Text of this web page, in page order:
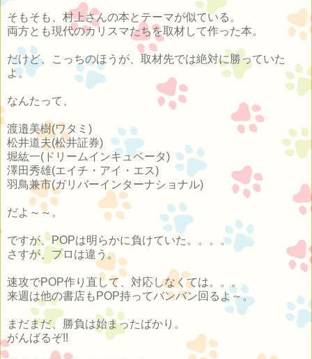
そもそも、村上さんの本とテーマが似ている。
両方とも現代のカリスマたちを取材して作った本。
だけど、こっちのほうが、取材先では絶対に勝っていた
よ。
なんたって、
渡邉美樹(ワタミ)
松井道夫(松井証券)
堀紘一(ドリームインキュベータ)
澤田秀雄(エイチ・アイ・エス)
羽鳥兼市(ガリバーインターナショナル)
だよ～～。
ですが、POPは明らかに負けていた。。。。
さすが、プロは違う。
速攻でPOP作り直して、対応しなくては。。。
来週は他の書店もPOP持ってバンバン回るよ～。
まだまだ、勝負は始まったばかり。
がんばるぞ!!